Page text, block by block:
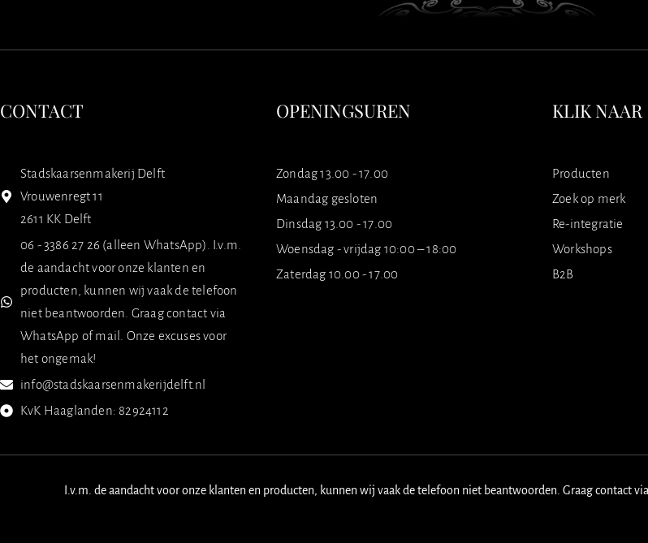
CONTACT
Stadskaarsenmakerij Delft
Vrouwenregt 11
2611 KK Delft
06 - 3386 27 26 (alleen WhatsApp). I.v.m.
de aandacht voor onze klanten en
producten, kunnen wij vaak de telefoon
niet beantwoorden. Graag contact via
WhatsApp of mail. Onze excuses voor
het ongemak!
info@stadskaarsenmakerijdelft.nl
KvK Haaglanden: 82924112
OPENINGSUREN
Zondag 13.00 - 17.00
Maandag gesloten
Dinsdag 13.00 - 17.00
Woensdag - vrijdag 10:00 – 18:00
Zaterdag 10.00 - 17.00
KLIK NAAR
Producten
Zoek op merk
Re-integratie
Workshops
B2B
I.v.m. de aandacht voor onze klanten en producten, kunnen wij vaak de telefoon niet beantwoorden. Graag contact